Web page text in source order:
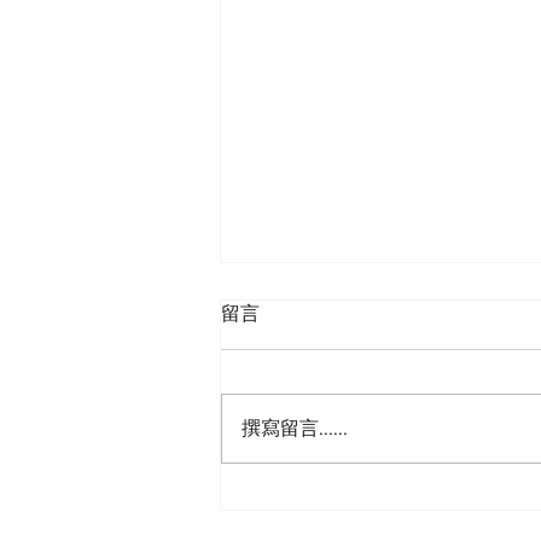
把房產或投資組合直接留給孩
產的家庭，都會考慮通過家族有限
責任公司（Family Limited Liability
留言
撰寫留言......